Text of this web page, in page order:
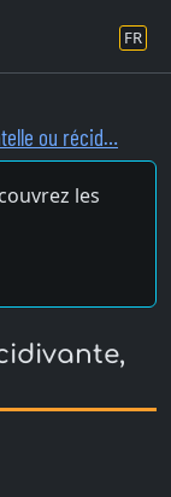
FR
ou récid…
les